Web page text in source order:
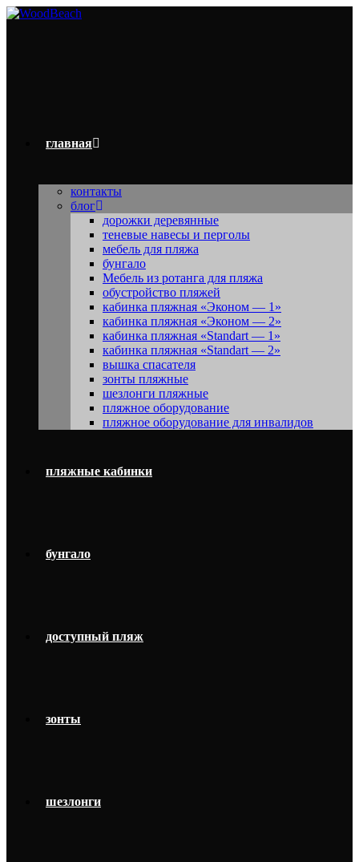
Перейти
главная
контакты
блог
дорожки деревянные
теневые навесы и перголы
мебель для пляжа
бунгало
Мебель из ротанга для пляжа
обустройство пляжей
кабинка пляжная «Эконом — 1»
кабинка пляжная «Эконом — 2»
кабинка пляжная «Standart — 1»
кабинка пляжная «Standart — 2»
вышка спасателя
зонты пляжные
шезлонги пляжные
пляжное оборудование
пляжное оборудование для инвалидов
пляжные кабинки
бунгало
доступный пляж
зонты
шезлонги